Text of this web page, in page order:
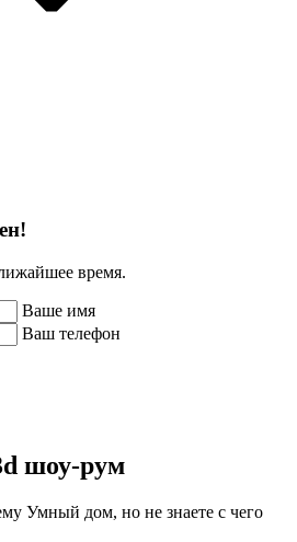
время.
Ваше имя
Ваш телефон
шоу-рум
Умный дом, но не знаете с чего